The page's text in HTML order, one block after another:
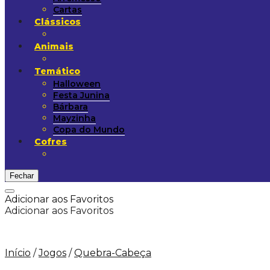
Cartas
Clássicos
Animais
Temático
Halloween
Festa Junina
Bárbara
Mayzinha
Copa do Mundo
Cofres
Fechar
Adicionar aos Favoritos
Adicionar aos Favoritos
Início / Jogos / Quebra-Cabeça